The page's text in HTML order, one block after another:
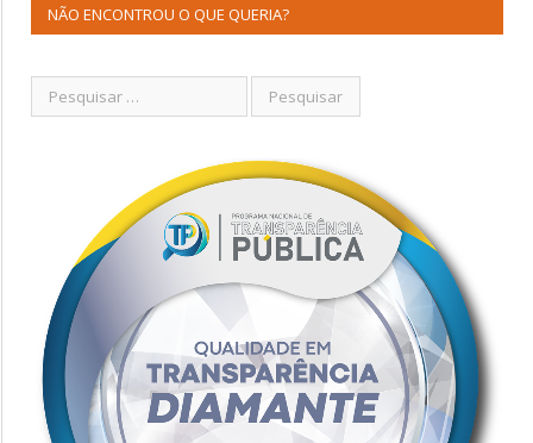
NÃO ENCONTROU O QUE QUERIA?